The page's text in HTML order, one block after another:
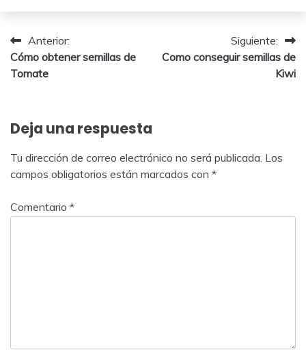
mayo,
Navegación
de
Anterior:
Cómo obtener semillas de
Tomate
Siguiente:
Como conseguir semillas de
Kiwi
Deja una respuesta
Tu dirección de correo electrónico no será publicada. Los
campos obligatorios están marcados con *
Comentario *